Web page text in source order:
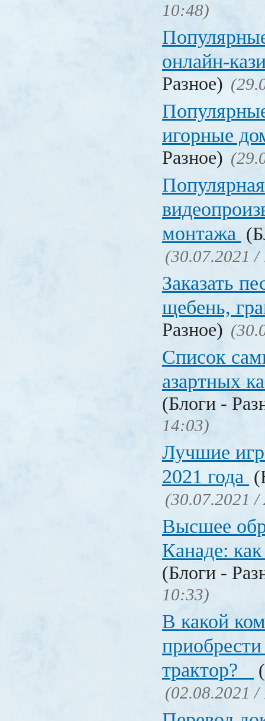
10:48)
онлайн-
Разное)
игорные
Разное)
монтажа
(30.07.2021 /
Заказать
щебень,
Разное)
Список
азартных
(Блоги -
14:03)
Лучшие
2021 года
(30.07.2021 /
Высшее
Канаде:
(Блоги -
10:33)
В какой
трактор?
(02.08.2021 /